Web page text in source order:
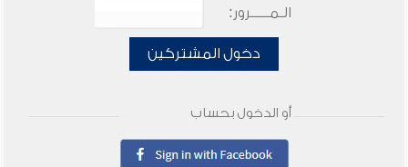
الـمـــــرور:
دخول المشتركين
أو الدخول بحساب